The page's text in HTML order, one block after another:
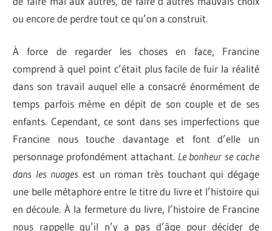
ou encore de perdre tout ce qu’on a construit.
À force de regarder les choses en face, Francine
comprend à quel point c’était plus facile de fuir la réalité
dans son travail auquel elle a consacré énormément de
temps parfois même en dépit de son couple et de ses
enfants. Cependant, ce sont dans ses imperfections que
Francine nous touche davantage et font d’elle un
personnage profondément attachant. Le bonheur se cache
dans les nuages est un roman très touchant qui dégage
une belle métaphore entre le titre du livre et l’histoire qui
en découle. À la fermeture du livre, l’histoire de Francine
nous rappelle qu’il n’y a pas d’âge pour décider de